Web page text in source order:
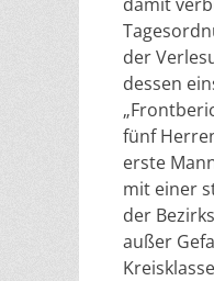
der
dessen
fünf
erste
mit einer
der
außer